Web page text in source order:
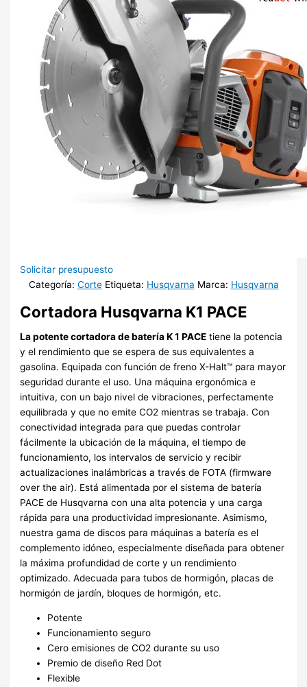
Solicitar presupuesto
Categoría: Corte Etiqueta: Husqvarna Marca: Husqvarna
Cortadora Husqvarna K1 PACE
La potente cortadora de batería K 1 PACE tiene la potencia
y el rendimiento que se espera de sus equivalentes a
gasolina. Equipada con función de freno X-Halt™ para mayor
seguridad durante el uso. Una máquina ergonómica e
intuitiva, con un bajo nivel de vibraciones, perfectamente
equilibrada y que no emite CO2 mientras se trabaja. Con
conectividad integrada para que puedas controlar
fácilmente la ubicación de la máquina, el tiempo de
funcionamiento, los intervalos de servicio y recibir
actualizaciones inalámbricas a través de FOTA (firmware
over the air). Está alimentada por el sistema de batería
PACE de Husqvarna con una alta potencia y una carga
rápida para una productividad impresionante. Asimismo,
nuestra gama de discos para máquinas a batería es el
complemento idóneo, especialmente diseñada para obtener
la máxima profundidad de corte y un rendimiento
optimizado. Adecuada para tubos de hormigón, placas de
hormigón de jardín, bloques de hormigón, etc.
Potente
Funcionamiento seguro
Cero emisiones de CO2 durante su uso
Premio de diseño Red Dot
Flexible